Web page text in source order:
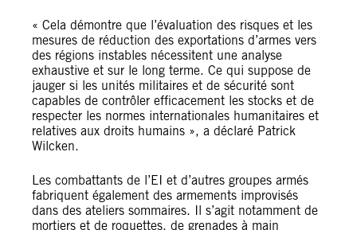
« Cela démontre que l’évaluation des risques et les
mesures de réduction des exportations d’armes vers
des régions instables nécessitent une analyse
exhaustive et sur le long terme. Ce qui suppose de
jauger si les unités militaires et de sécurité sont
capables de contrôler efficacement les stocks et de
respecter les normes internationales humanitaires et
relatives aux droits humains », a déclaré Patrick
Wilcken.
Les combattants de l’EI et d’autres groupes armés
fabriquent également des armements improvisés
dans des ateliers sommaires. Il s’agit notamment de
mortiers et de roquettes, de grenades à main